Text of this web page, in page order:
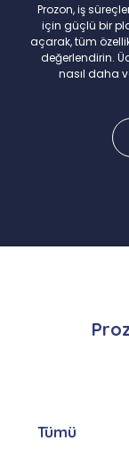
Prozon, iş
için güçlü bir
açarak, tüm
değerlendirin.
nasıl daha
Tümü